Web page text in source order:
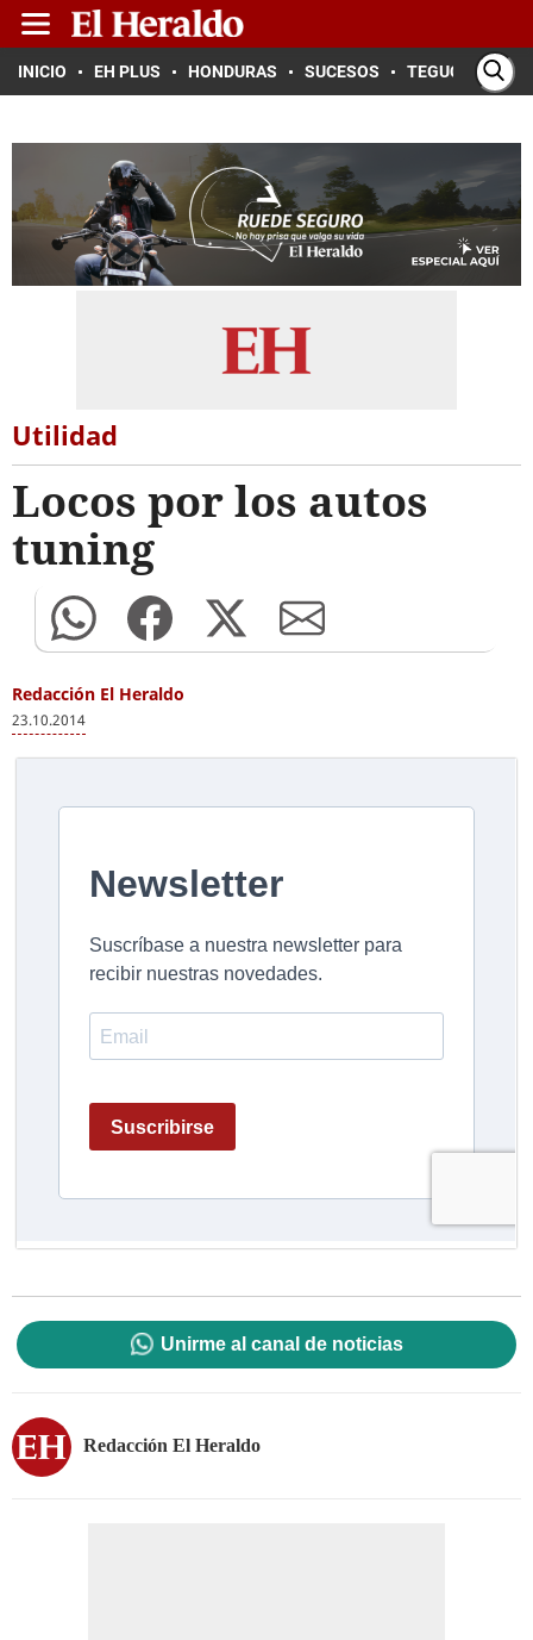
INICIO EH PLUS HONDURAS SUCESOS TEGUCIGALPA
Utilidad
Locos por los autos
tuning
Redacción El Heraldo
23.10.2014
Unirme al canal de noticias
Redacción El Heraldo